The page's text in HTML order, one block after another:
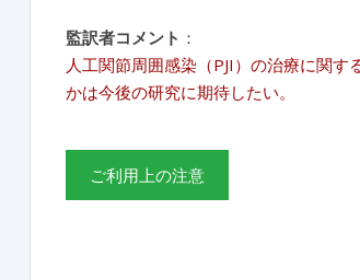
監訳者コメント ：
人工関節周囲感染（PJI）の治療に関
かは今後の研究に期待したい。
ご利用上の注意